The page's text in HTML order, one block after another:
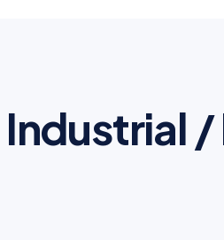
Industrial